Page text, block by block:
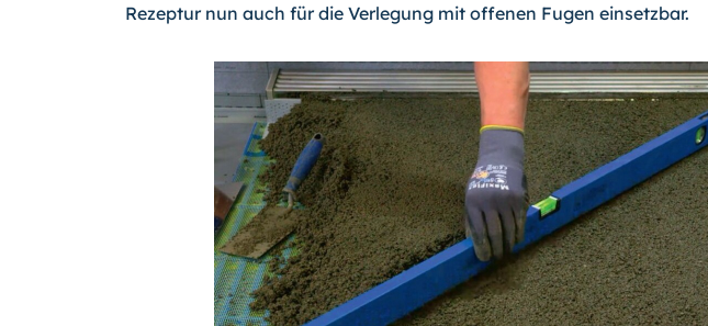
Rezeptur nun auch für die Verlegung mit offenen Fugen einsetzbar.